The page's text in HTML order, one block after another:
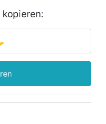
kopieren: